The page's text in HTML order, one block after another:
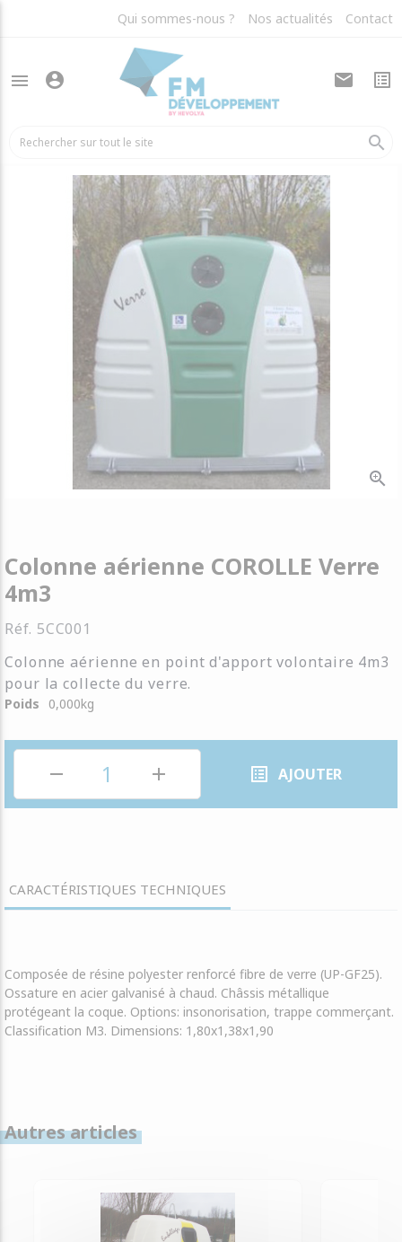
Qui sommes-nous ? Nos actualités Contact
menu account_circle mail list_alt
search
arrow_back Colonnes aériennes
zoom_in
Colonne aérienne COROLLE Verre
4m3
Réf. 5CC001
Colonne aérienne en point d'apport volontaire 4m3
pour la collecte du verre.
Poids 0,000kg
remove add list_alt AJOUTER
CARACTÉRISTIQUES TECHNIQUES
Composée de résine polyester renforcé fibre de verre (UP-GF25).
Ossature en acier galvanisé à chaud. Châssis métallique
protégeant la coque. Options: insonorisation, trappe commerçant.
Classification M3. Dimensions: 1,80x1,38x1,90
Autres articles